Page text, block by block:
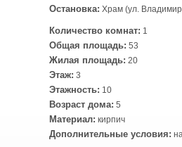
Остановка: Храм (ул.
Количество комнат: 1
Общая площадь: 53
Жилая площадь: 20
Этаж: 3
Этажность: 10
Возраст дома: 5
Материал: кирпич
Дополнительные условия: